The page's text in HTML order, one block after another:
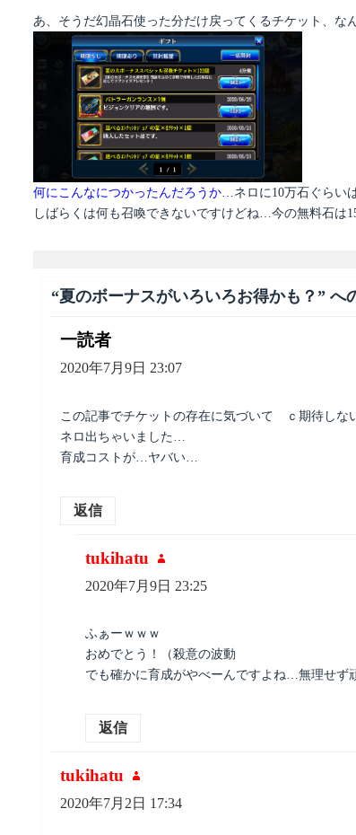
あ、そうだ幻晶石使った分だけ戻ってくるチケット、な
何にこんなにつかったんだろうか…ネロに10万石ぐらい
しばらくは何も召喚できないですけどね…今の無料石は
“夏のボーナスがいろいろお得かも？” へ
一読者よ
り:
2020年7月9日 23:07
この記事でチケットの存在に気づいて ｃ期待しな
ネロ出ちゃいました…
育成コストが…ヤバい…
返信
tukihatu
よ
り:
2020年7月9日 23:25
ふぁーｗｗｗ
おめでとう！（殺意の波動
でも確かに育成がやべーんですよね…無理せず
返信
tukihatu
よ
り:
2020年7月2日 17:34